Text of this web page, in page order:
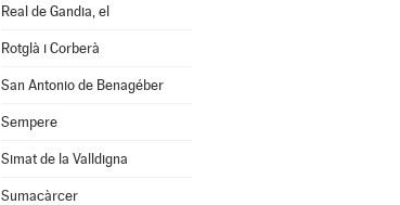
Real de Gandia, el
Rotglà i Corberà
San Antonio de Benagéber
Sempere
Simat de la Valldigna
Sumacàrcer